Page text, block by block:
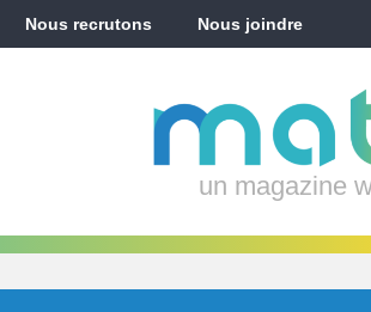
Nous recrutons Nous joindre
un magazine